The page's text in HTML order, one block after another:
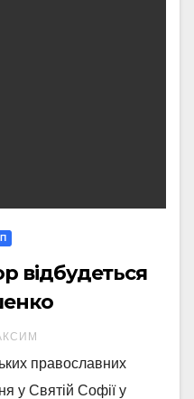
відбудеться
православних
у Святій Софії у